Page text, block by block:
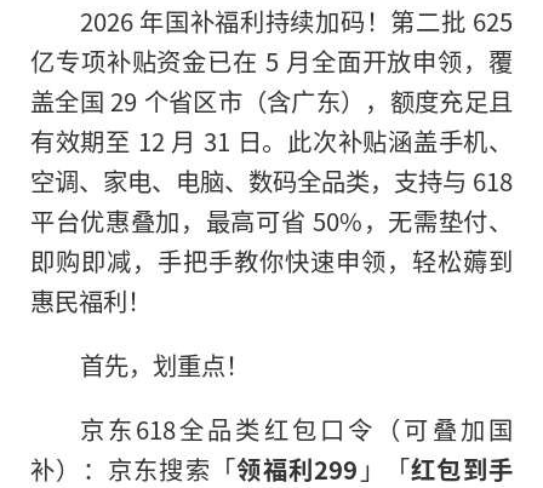
2026 年国补福利持续加码！第二批 625
亿专项补贴资金已在 5 月全面开放申领，覆
盖全国 29 个省区市（含广东），额度充足且
有效期至 12 月 31 日。此次补贴涵盖手机、
空调、家电、电脑、数码全品类，支持与 618
平台优惠叠加，最高可省 50%，无需垫付、
即购即减，手把手教你快速申领，轻松薅到
惠民福利！
首先，划重点！
京东618全品类红包口令（可叠加国
补）：京东搜索「领福利299 」「红包到手